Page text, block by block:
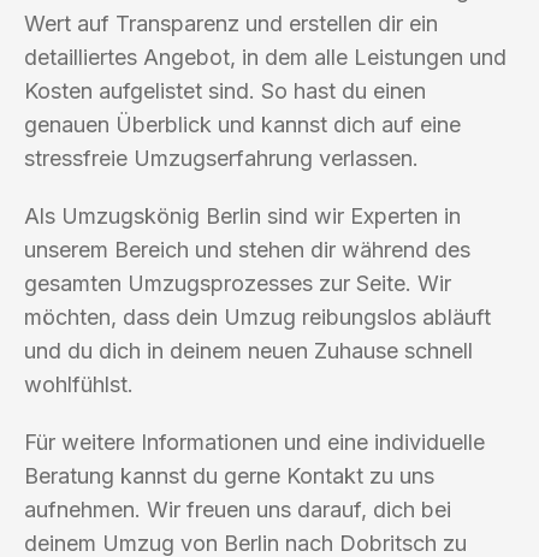
Wert auf Transparenz und erstellen dir ein
detailliertes Angebot, in dem alle Leistungen und
Kosten aufgelistet sind. So hast du einen
genauen Überblick und kannst dich auf eine
stressfreie Umzugserfahrung verlassen.
Als Umzugskönig Berlin sind wir Experten in
unserem Bereich und stehen dir während des
gesamten Umzugsprozesses zur Seite. Wir
möchten, dass dein Umzug reibungslos abläuft
und du dich in deinem neuen Zuhause schnell
wohlfühlst.
Für weitere Informationen und eine individuelle
Beratung kannst du gerne Kontakt zu uns
aufnehmen. Wir freuen uns darauf, dich bei
deinem Umzug von Berlin nach Dobritsch zu